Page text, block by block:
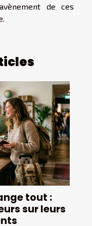
de ces
tout :
sur leurs